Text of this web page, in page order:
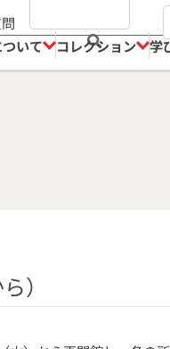
いて コレクション 学
）